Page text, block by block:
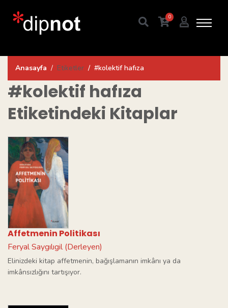
0
Anasayfa Etiketler #kolektif hafıza
#kolektif hafıza
Etiketindeki Kitaplar
Affetmenin Politikası
Feryal Saygılıgil (Derleyen)
Elinizdeki kitap affetmenin, bağışlamanın imkânı ya da
imkânsızlığını tartışıyor.